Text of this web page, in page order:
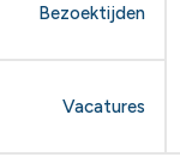
Bezoektijden
Vacatures